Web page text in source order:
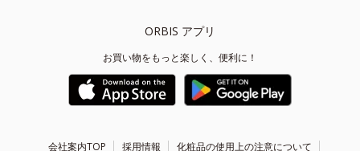
ORBIS アプリ
お買い物をもっと楽しく、便利に！
会社案内TOP 採用情報 化粧品の使用上の注意について